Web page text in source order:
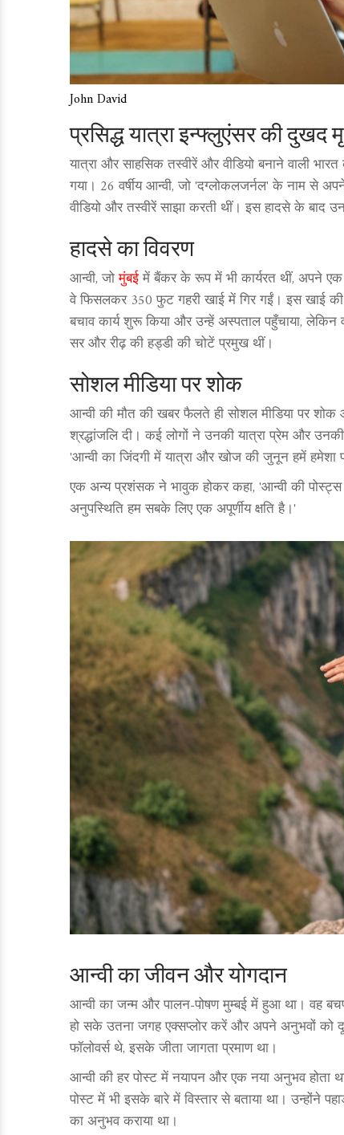
John David
प्रसिद्ध यात्रा इन्फ्लुएंसर की दुखद
यात्रा और साहसिक तस्वीरें और वीडियो बनाने वाली
गया। 26 वर्षीय आन्वी, जो 'दग्लोकलजर्नल' के नाम से
वीडियो और तस्वीरें साझा करती थीं। इस हादसे के बाद
हादसे का विवरण
आन्वी, जोमुंबईमें बैंकर के रूप में भी कार्यरत थीं, अपने एक
वे फिसलकर 350 फुट गहरी खाई में गिर गईं। इस खाई
बचाव कार्य शुरू किया और उन्हें अस्पताल पहुँचाया,
सर और रीढ़ की हड्डी की चोटें प्रमुख थीं।
सोशल मीडिया पर शोक
आन्वी की मौत की खबर फैलते ही सोशल मीडिया पर
श्रद्धांजलि दी। कई लोगों ने उनकी यात्रा प्रेम और
'आन्वी का जिंदगी में यात्रा और खोज की जुनून हमें
एक अन्य प्रशंसक ने भावुक होकर कहा, 'आन्वी की
अनुपस्थिति हम सबके लिए एक अपूर्णीय क्षति है।'
आन्वी का जीवन और योगदान
आन्वी का जन्म और पालन-पोषण मुम्बई में हुआ था। वह
हो सके उतना जगह एक्सप्लोर करें और अपने अनुभवों
फॉलोवर्स थे, इसके जीता जागता प्रमाण था।
आन्वी की हर पोस्ट में नयापन और एक नया अनुभव होता
पोस्ट में भी इसके बारे में विस्तार से बताया था। उन्होंने
का अनुभव कराया था।